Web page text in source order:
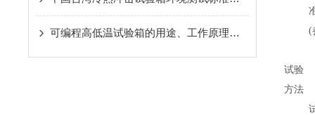
可编程高低温试验箱的用途、工作原理及使用注意事项
试验
方法
(